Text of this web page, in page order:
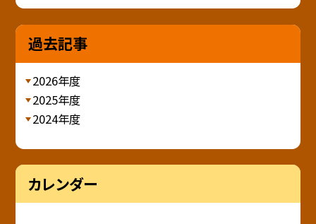
過去記事
2026年度
2025年度
2024年度
カレンダー